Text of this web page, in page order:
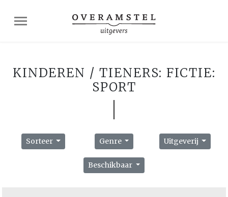
KINDEREN / TIENERS: FICTIE:
SPORT
Sorteer Genre Uitgeverij
Beschikbaar